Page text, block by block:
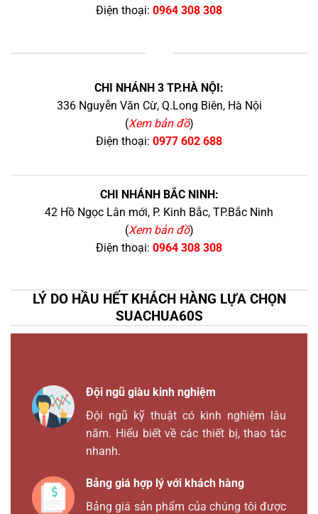
Điện thoại: 0964 308 308
CHI NHÁNH 3 TP.HÀ NỘI:
336 Nguyễn Văn Cừ, Q.Long Biên, Hà Nội
(Xem bản đồ)
Điện thoại: 0977 602 688
CHI NHÁNH BẮC NINH:
42 Hồ Ngọc Lân mới, P. Kinh Bắc, TP.Bắc Ninh
(Xem bản đồ)
Điện thoại: 0964 308 308
LÝ DO HẦU HẾT KHÁCH HÀNG LỰA CHỌN
SUACHUA60S
Đội ngũ giàu kinh nghiệm
Đội ngũ kỹ thuật có kinh nghiệm lâu
năm. Hiểu biết về các thiết bị, thao tác
nhanh.
Bảng giá hợp lý với khách hàng
Bảng giá sản phẩm của chúng tôi được